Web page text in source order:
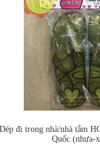
Dép đi trong nhà/nhà tắm
Quốc (nhựa-